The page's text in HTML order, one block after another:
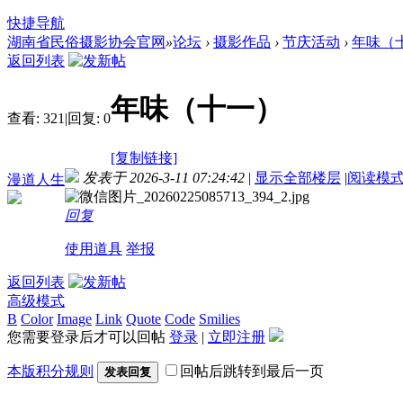
快捷导航
湖南省民俗摄影协会官网 »论坛 › 摄影作品 › 节庆活动 › 年味（
返回列表
查看: 321 |回复: 0年味（十一）
[复制链接]
漫道人生
发表于 2026-3-11 07:24:42 | 显示全部楼层 |阅读模
回复
使用道具 举报
返回列表
高级模式
B Color Image Link Quote Code Smilies
您需要登录后才可以回帖 登录 | 立即注册
本版积分规则 发表回复 回帖后跳转到最后一页